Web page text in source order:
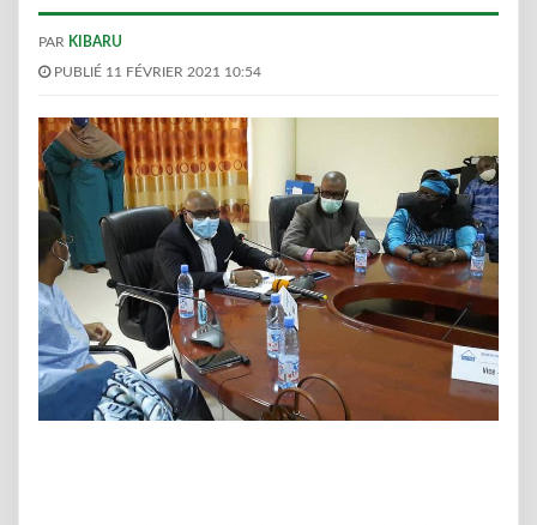
PAR KIBARU
PUBLIÉ 11 FÉVRIER 2021 10:54